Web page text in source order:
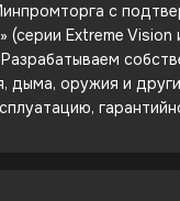
с
Extreme Vision
дыма, оружия и